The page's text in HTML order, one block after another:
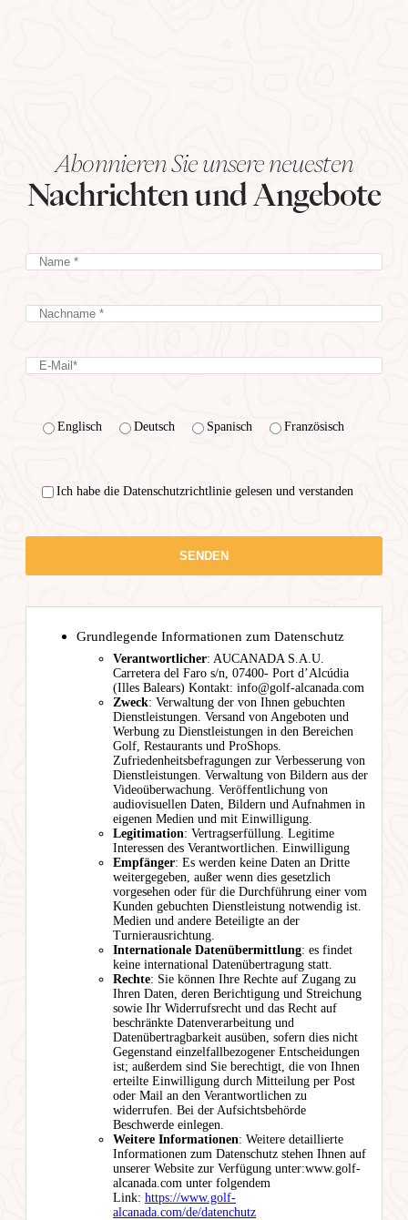
Abonnieren Sie unsere neuesten
Nachrichten und Angebote
Englisch Deutsch Spanisch Französisch
Ich habe die Datenschutzrichtlinie gelesen und verstanden
Grundlegende Informationen zum Datenschutz
Verantwortlicher: AUCANADA S.A.U.
Carretera del Faro s/n, 07400- Port d’Alcúdia
(Illes Balears) Kontakt: info@golf-alcanada.com
Zweck: Verwaltung der von Ihnen gebuchten
Dienstleistungen. Versand von Angeboten und
Werbung zu Dienstleistungen in den Bereichen
Golf, Restaurants und ProShops.
Zufriedenheitsbefragungen zur Verbesserung von
Dienstleistungen. Verwaltung von Bildern aus der
Videoüberwachung. Veröffentlichung von
audiovisuellen Daten, Bildern und Aufnahmen in
eigenen Medien und mit Einwilligung.
Legitimation: Vertragserfüllung. Legitime
Interessen des Verantwortlichen. Einwilligung
Empfänger: Es werden keine Daten an Dritte
weitergegeben, außer wenn dies gesetzlich
vorgesehen oder für die Durchführung einer vom
Kunden gebuchten Dienstleistung notwendig ist.
Medien und andere Beteiligte an der
Turnierausrichtung.
Internationale Datenübermittlung: es findet
keine international Datenübertragung statt.
Rechte: Sie können Ihre Rechte auf Zugang zu
Ihren Daten, deren Berichtigung und Streichung
sowie Ihr Widerrufsrecht und das Recht auf
beschränkte Datenverarbeitung und
Datenübertragbarkeit ausüben, sofern dies nicht
Gegenstand einzelfallbezogener Entscheidungen
ist; außerdem sind Sie berechtigt, die von Ihnen
erteilte Einwilligung durch Mitteilung per Post
oder Mail an den Verantwortlichen zu
widerrufen. Bei der Aufsichtsbehörde
Beschwerde einlegen.
Weitere Informationen: Weitere detaillierte
Informationen zum Datenschutz stehen Ihnen auf
unserer Website zur Verfügung unter:www.golf-
alcanada.com unter folgendem
Link: https://www.golf-
alcanada.com/de/datenchutz